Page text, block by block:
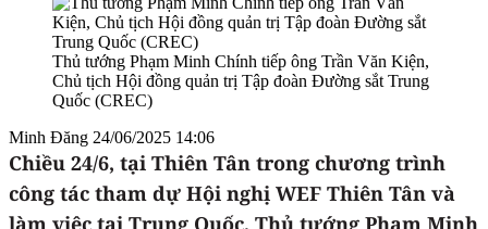
Thủ tướng Phạm Minh Chính tiếp ông Trần Văn Kiện,
Chủ tịch Hội đồng quản trị Tập đoàn Đường sắt Trung
Quốc (CREC)
Minh Đăng 24/06/2025 14:06
Chiều 24/6, tại Thiên Tân trong chương trình
công tác tham dự Hội nghị WEF Thiên Tân và
làm việc tại Trung Quốc, Thủ tướng Phạm Minh